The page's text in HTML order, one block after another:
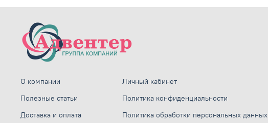
О компании
Полезные статьи
Доставка и оплата
Личный кабинет
Политика конфиденциальности
Политика обработки персональных данных